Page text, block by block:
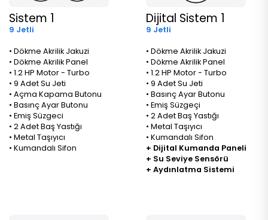
Sistem 1
9 Jetli
• Dökme Akrilik Jakuzi
• Dökme Akrilik Panel
• 1.2 HP Motor - Turbo
• 9 Adet Su Jeti
• Açma Kapama Butonu
• Basınç Ayar Butonu
• Emiş Süzgeci
• 2 Adet Baş Yastığı
• Metal Taşıyıcı
• Kumandalı Sifon
Dijital Sistem 1
9 Jetli
• Dökme Akrilik Jakuzi
• Dökme Akrilik Panel
• 1.2 HP Motor - Turbo
• 9 Adet Su Jeti
• Basınç Ayar Butonu
• Emiş Süzgeçi
• 2 Adet Baş Yastığı
• Metal Taşıyıcı
• Kumandalı Sifon
+ Dijital Kumanda Paneli
+ Su Seviye Sensörü
+ Aydınlatma Sistemi